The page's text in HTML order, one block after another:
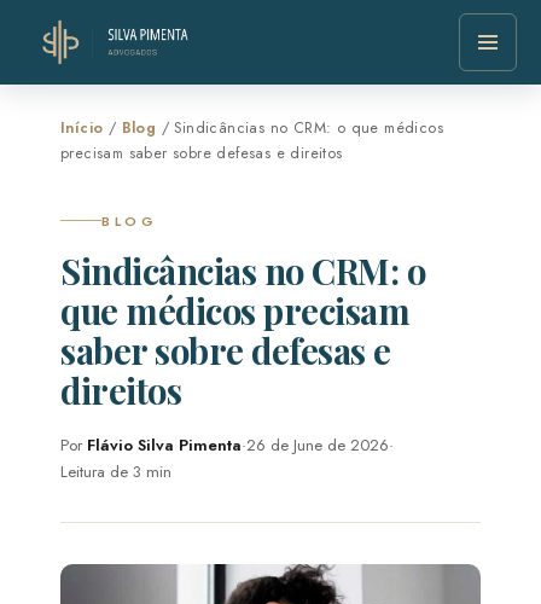
Início / Blog / Sindicâncias no CRM: o que médicos
precisam saber sobre defesas e direitos
BLOG
Sindicâncias no CRM: o
que médicos precisam
saber sobre defesas e
direitos
Por Flávio Silva Pimenta·26 de June de 2026·
Leitura de 3 min